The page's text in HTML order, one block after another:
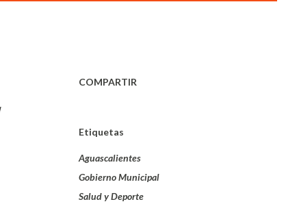
COMPARTIR
Etiquetas
Aguascalientes
Gobierno Municipal
Salud y Deporte